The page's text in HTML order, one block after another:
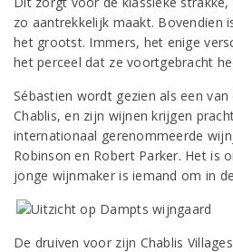
zo aantrekkelijk maakt. Bovendien
het grootst. Immers, het enige
het perceel dat ze voortgebracht
Sébastien wordt gezien als een
Chablis, en zijn wijnen krijgen
internationaal gerenommeerde
Robinson en Robert Parker. Het is
jonge wijnmaker is iemand om in
De druiven voor zijn Chablis